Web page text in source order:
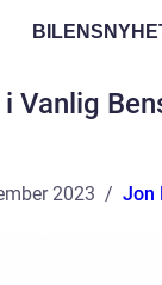
Vanlig
2023 Jon